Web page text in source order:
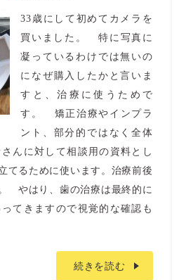
33歳にして初めてカメラを
買いました。 特に写真に
凝っているわけでは無いの
になぜ購入したかと言いま
すと、治療に使うためで
す。 矯正治療やインプラ
ント、部分的ではなく全体
んに対して相談用の資料とし
てるために使います。治療前後
やはり、歯の治療は最終的に
てきますので視覚的な確認も
続きを読む